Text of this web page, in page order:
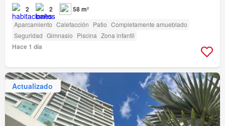
2 2 58 m²
Aparcamiento Calefacción Patio Completamente amueblado
Seguridad Gimnasio Piscina Zona infantil
Hace 1 día
Actualizado